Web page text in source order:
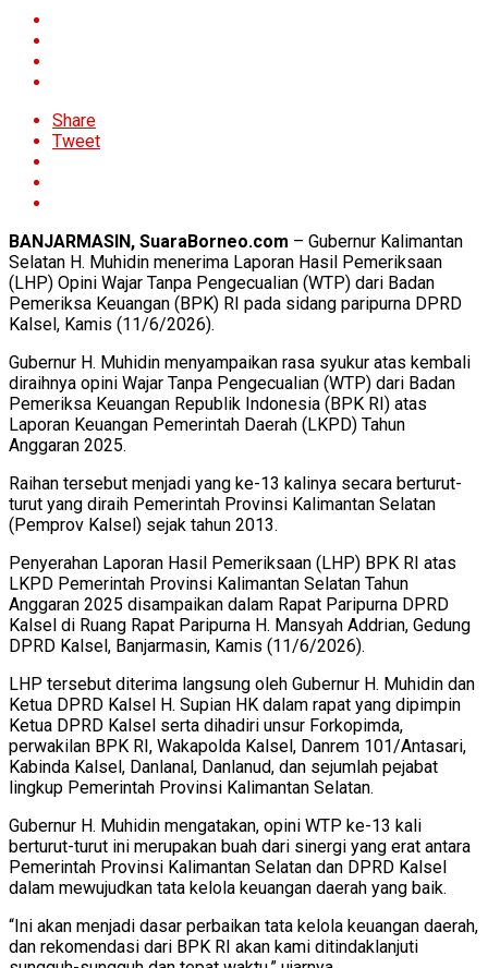
Share
Tweet
BANJARMASIN, SuaraBorneo.com – Gubernur Kalimantan
Selatan H. Muhidin menerima Laporan Hasil Pemeriksaan
(LHP) Opini Wajar Tanpa Pengecualian (WTP) dari Badan
Pemeriksa Keuangan (BPK) RI pada sidang paripurna DPRD
Kalsel, Kamis (11/6/2026).
Gubernur H. Muhidin menyampaikan rasa syukur atas kembali
diraihnya opini Wajar Tanpa Pengecualian (WTP) dari Badan
Pemeriksa Keuangan Republik Indonesia (BPK RI) atas
Laporan Keuangan Pemerintah Daerah (LKPD) Tahun
Anggaran 2025.
Raihan tersebut menjadi yang ke-13 kalinya secara berturut-
turut yang diraih Pemerintah Provinsi Kalimantan Selatan
(Pemprov Kalsel) sejak tahun 2013.
Penyerahan Laporan Hasil Pemeriksaan (LHP) BPK RI atas
LKPD Pemerintah Provinsi Kalimantan Selatan Tahun
Anggaran 2025 disampaikan dalam Rapat Paripurna DPRD
Kalsel di Ruang Rapat Paripurna H. Mansyah Addrian, Gedung
DPRD Kalsel, Banjarmasin, Kamis (11/6/2026).
LHP tersebut diterima langsung oleh Gubernur H. Muhidin dan
Ketua DPRD Kalsel H. Supian HK dalam rapat yang dipimpin
Ketua DPRD Kalsel serta dihadiri unsur Forkopimda,
perwakilan BPK RI, Wakapolda Kalsel, Danrem 101/Antasari,
Kabinda Kalsel, Danlanal, Danlanud, dan sejumlah pejabat
lingkup Pemerintah Provinsi Kalimantan Selatan.
Gubernur H. Muhidin mengatakan, opini WTP ke-13 kali
berturut-turut ini merupakan buah dari sinergi yang erat antara
Pemerintah Provinsi Kalimantan Selatan dan DPRD Kalsel
dalam mewujudkan tata kelola keuangan daerah yang baik.
“Ini akan menjadi dasar perbaikan tata kelola keuangan daerah,
dan rekomendasi dari BPK RI akan kami ditindaklanjuti